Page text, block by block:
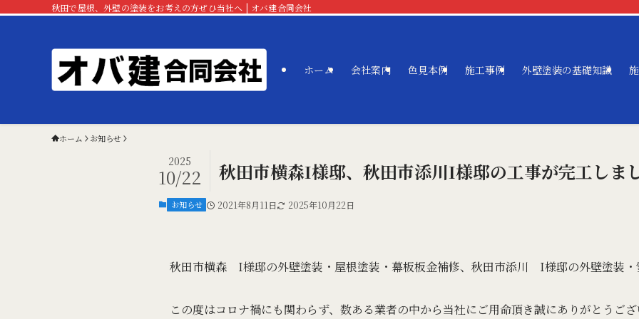
秋田で屋根、外壁の塗装をお考えの方ぜひ当社へ | オバ建合同会社
ホーム 会社案内 色見本例 施工事例 外壁塗装の基礎知識
ホーム お知らせ
秋田市横森I様邸、秋田市添川I様邸の工事が完工しま
2025
10/22
お知らせ 2021年8月11日 2025年10月22日
秋田市横森 I様邸の外壁塗装・屋根塗装・幕板板金補修、秋田市添川 I様邸の外壁塗装・
この度はコロナ禍にも関わらず、数ある業者の中から当社にご用命頂き誠にありがとうご